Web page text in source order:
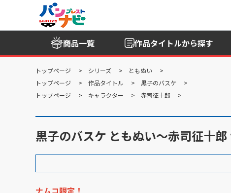
商品一覧 作品タイトルから探す
トップページ シリーズ
ともぬい
トップページ
作品タイトル
黒子のバスケ
トップページ
キャラクター 赤司征十郎
黒子のバスケ ともぬい～赤司征十
ナムコ限定！